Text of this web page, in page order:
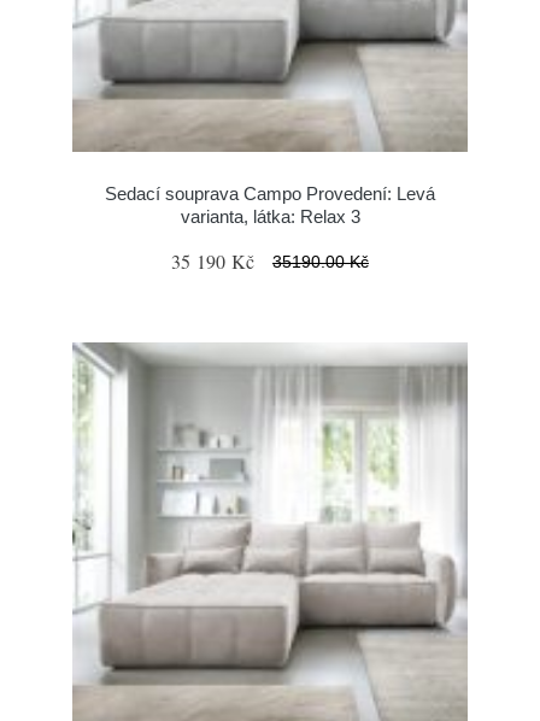
Sedací souprava Campo Provedení: Levá
varianta, látka: Relax 3
35 190 Kč 35190.00 Kč